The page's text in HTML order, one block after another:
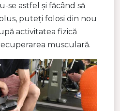
se astfel și făcând să
puteți folosi din nou
activitatea fizică
musculară.